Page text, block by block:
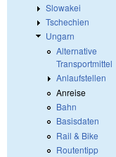
Slowakei
Tschechien
Ungarn
Alternative
Transportmittel
Anlaufstellen
Anreise
Bahn
Basisdaten
Rail & Bike
Routentipp